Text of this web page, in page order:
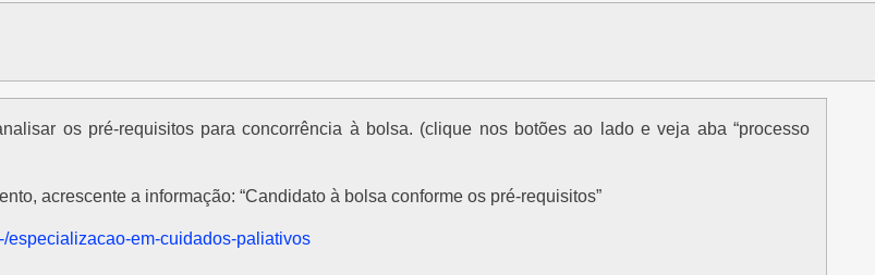
acrescente a informação: “Candidato à bolsa conforme os pré-requisitos”
especializacao-em-cuidados-paliativos